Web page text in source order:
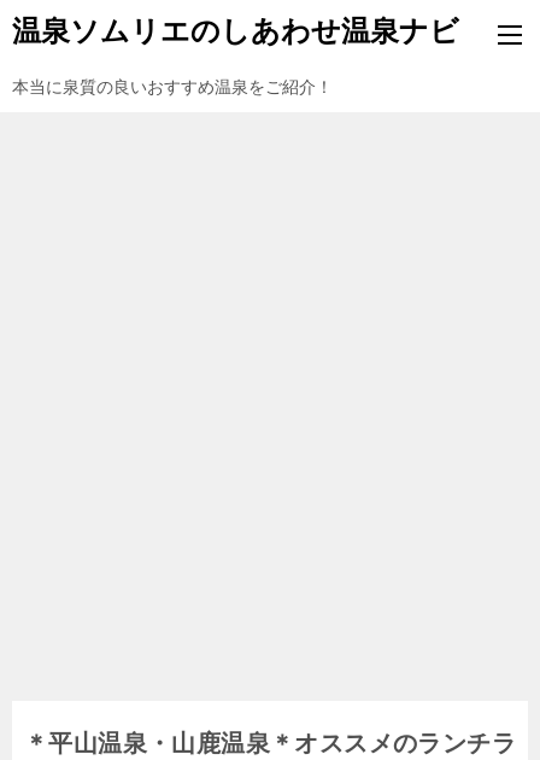
温泉ソムリエのしあわせ温泉ナビ
本当に泉質の良いおすすめ温泉をご紹介！
＊平山温泉・山鹿温泉＊オススメのランチラ